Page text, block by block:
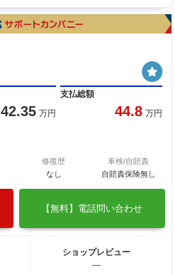
42.35 万円
支払総額
44.8 万円
修復歴
なし
車検/自賠責
自賠責保険無し
【無料】電話問い合わせ
ショップレビュー
―